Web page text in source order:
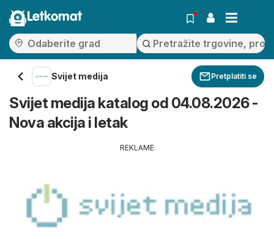
Letkomat
Svijet medija Pretplatiti se
Svijet medija katalog od 04.08.2026 -
Nova akcija i letak
REKLAME